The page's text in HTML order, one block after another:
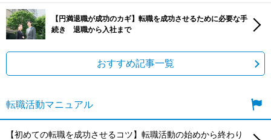
【円満退職が成功のカギ】転職を成功させるために必要な手
続き 退職から入社まで
おすすめ記事一覧
転職活動マニュアル
【初めての転職を成功させるコツ】転職活動の始めから終わり